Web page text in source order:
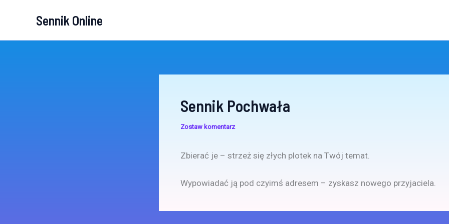
Sennik Online
Sennik Pochwała
Zostaw komentarz
Zbierać je – strzeż się złych plotek na Twój temat.
Wypowiadać ją pod czyimś adresem – zyskasz nowego przyjaciela.